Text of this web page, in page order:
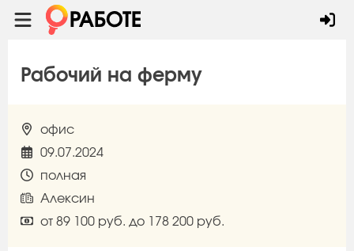
Рабочий на ферму
офис
09.07.2024
полная
Алексин
от 89 100 руб. до 178 200 руб.